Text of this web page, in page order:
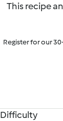
This recipe
Register for our
Difficulty